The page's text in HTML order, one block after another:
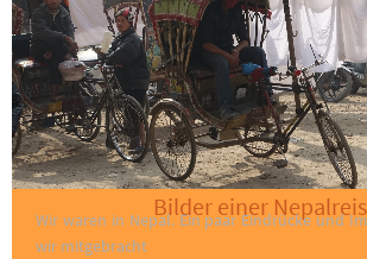
Bilder einer
Wir waren in Nepal. Ein paar Eindrücke und
wir mitgebracht